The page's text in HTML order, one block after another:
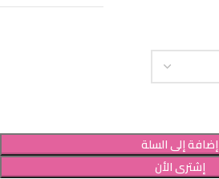
إضافة إلى السلة
إشترى الأن